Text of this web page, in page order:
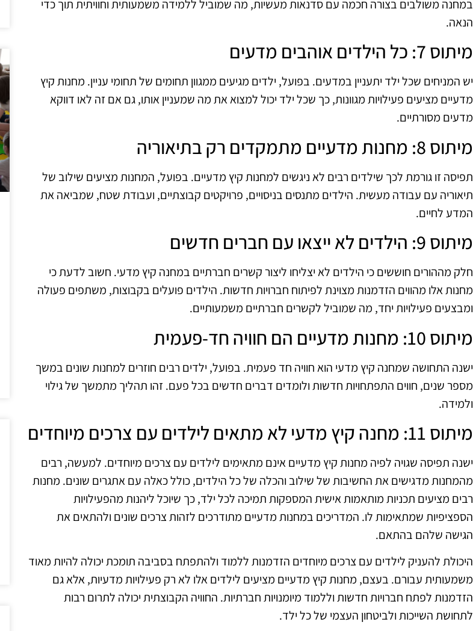
במחנה משולבים בצורה חכמה עם סדנאות מעשיות, מה שמוביל ללמידה משמעותית וחוויתית תוך כדי
הנאה.
מיתוס 7: כל הילדים אוהבים מדעים
יש המניחים שכל ילד יתעניין במדעים. בפועל, ילדים מגיעים ממגוון תחומים של תחומי עניין. מחנות קיץ
מדעיים מציעים פעילויות מגוונות, כך שכל ילד יכול למצוא את מה שמעניין אותו, גם אם זה לאו דווקא
מדעים מסורתיים.
מיתוס 8: מחנות מדעיים מתמקדים רק בתיאוריה
תפיסה זו גורמת לכך שילדים רבים לא ניגשים למחנות קיץ מדעיים. בפועל, המחנות מציעים שילוב של
תיאוריה עם עבודה מעשית. הילדים מתנסים בניסויים, פרויקטים קבוצתיים, ועבודת שטח, שמביאה את
המדע לחיים.
מיתוס 9: הילדים לא ייצאו עם חברים חדשים
חלק מההורים חוששים כי הילדים לא יצליחו ליצור קשרים חברתיים במחנה קיץ מדעי. חשוב לדעת כי
מחנות אלו מהווים הזדמנות מצוינת לפיתוח חברויות חדשות. הילדים פועלים בקבוצות, משתפים פעולה
ומבצעים פעילויות יחד, מה שמוביל לקשרים חברתיים משמעותיים.
מיתוס 10: מחנות מדעיים הם חוויה חד-פעמית
ישנה התחושה שמחנה קיץ מדעי הוא חוויה חד פעמית. בפועל, ילדים רבים חוזרים למחנות שונים במשך
מספר שנים, חווים התפתחויות חדשות ולומדים דברים חדשים בכל פעם. זהו תהליך מתמשך של גילוי
ולמידה.
מיתוס 11: מחנה קיץ מדעי לא מתאים לילדים עם צרכים מיוחדים
ישנה תפיסה שגויה לפיה מחנות קיץ מדעיים אינם מתאימים לילדים עם צרכים מיוחדים. למעשה, רבים
מהמחנות מדגישים את החשיבות של שילוב והכלה של כל הילדים, כולל כאלה עם אתגרים שונים. מחנות
רבים מציעים תכניות מותאמות אישית המספקות תמיכה לכל ילד, כך שיוכל ליהנות מהפעילויות
הספציפיות שמתאימות לו. המדריכים במחנות מדעיים מתודרכים לזהות צרכים שונים ולהתאים את
הגישה שלהם בהתאם.
היכולת להעניק לילדים עם צרכים מיוחדים הזדמנות ללמוד ולהתפתח בסביבה תומכת יכולה להיות מאוד
משמעותית עבורם. בעצם, מחנות קיץ מדעיים מציעים לילדים אלו לא רק פעילויות מדעיות, אלא גם
הזדמנות לפתח חברויות חדשות וללמוד מיומנויות חברתיות. החוויה הקבוצתית יכולה לתרום רבות
לתחושת השייכות ולביטחון העצמי של כל ילד.